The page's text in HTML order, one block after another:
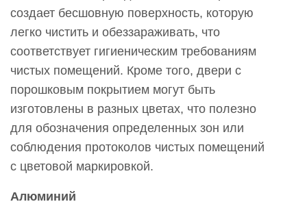
создает бесшовную поверхность, которую
легко чистить и обеззараживать, что
соответствует гигиеническим требованиям
чистых помещений. Кроме того, двери с
порошковым покрытием могут быть
изготовлены в разных цветах, что полезно
для обозначения определенных зон или
соблюдения протоколов чистых помещений
с цветовой маркировкой.
Алюминий